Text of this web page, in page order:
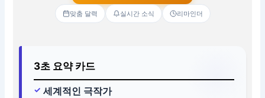
맞춤 달력 실시간 소식 리마인더
3초 요약 카드
세계적인 극작가